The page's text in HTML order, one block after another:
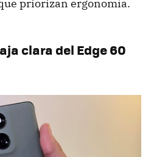
priorizan ergonomía.
clara del Edge 60